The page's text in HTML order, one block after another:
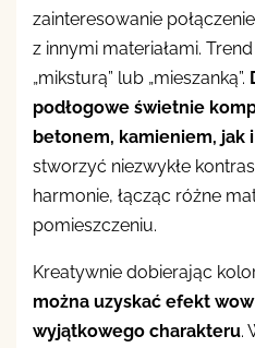
zainteresowanie
z innymi materiałami.
„miksturą” lub „mieszanką”.
podłogowe świetnie
betonem, kamieniem, jak
stworzyć niezwykłe
harmonie, łącząc różne
pomieszczeniu.
Kreatywnie dobierając
można uzyskać efekt
wyjątkowego charakteru.